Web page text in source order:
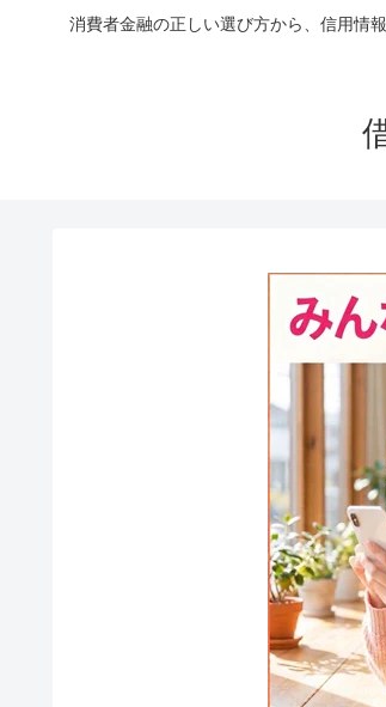
消費者金融の正しい選び方から、信用情